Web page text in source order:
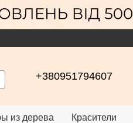
+380951794607
из дерева Красители